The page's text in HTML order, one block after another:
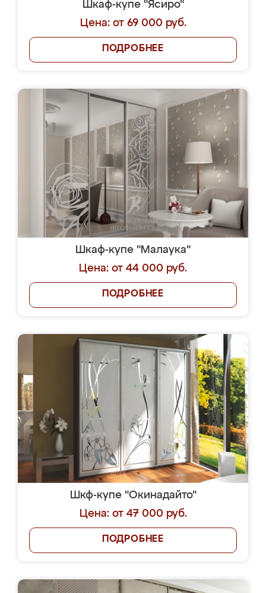
Шкаф-купе "Ясиро"
Цена: от 69 000 руб.
ПОДРОБНЕЕ
Шкаф-купе "Малаука"
Цена: от 44 000 руб.
ПОДРОБНЕЕ
Шкф-купе "Окинадайто"
Цена: от 47 000 руб.
ПОДРОБНЕЕ